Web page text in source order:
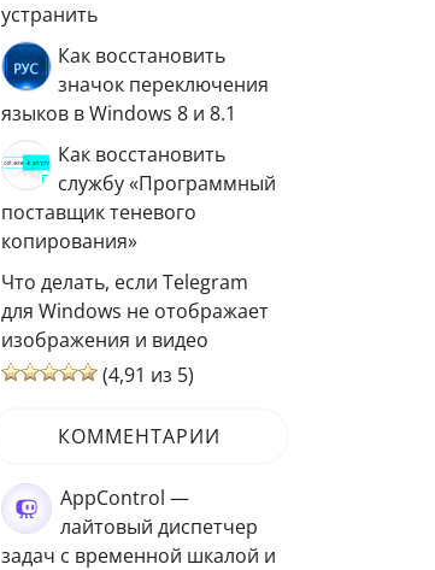
устранить
Как восстановить
значок переключения
языков в Windows 8 и 8.1
Как восстановить
службу «Программный
поставщик теневого
копирования»
Что делать, если Telegram
для Windows не отображает
изображения и видео
(4,91 из 5)
КОММЕНТАРИИ
AppControl —
лайтовый диспетчер
задач с временной шкалой и